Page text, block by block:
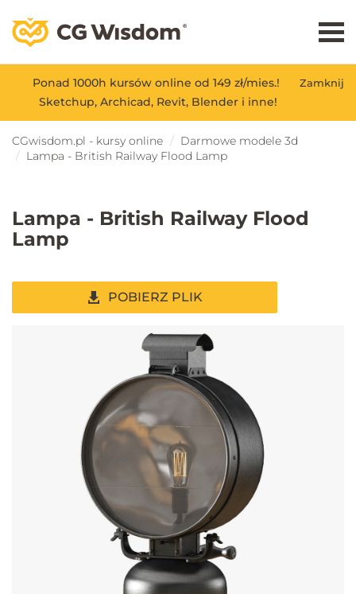
Zamknij
Ponad 1000h kursów online od 149 zł/mies.!
Sketchup, Archicad, Revit, Blender i inne!
CGwisdom.pl - kursy online
Darmowe modele 3d
Lampa - British Railway Flood Lamp
Lampa - British Railway Flood
Lamp
POBIERZ PLIK